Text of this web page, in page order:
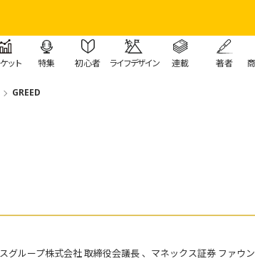
ット 特集 初心者 ライフデザイン 連載 著者 商
GREED
グループ株式会社 取締役会議長 、マネックス証券 ファウ